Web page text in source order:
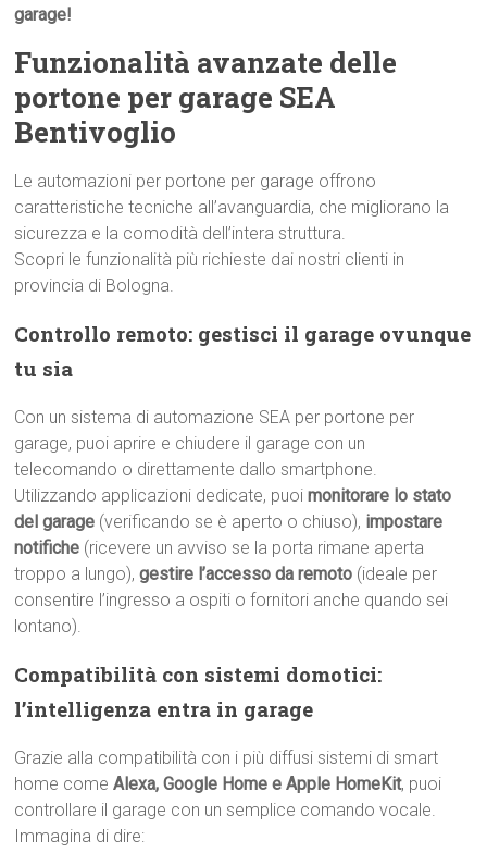
garage!
Funzionalità avanzate delle
portone per garage SEA
Bentivoglio
Le automazioni per portone per garage offrono
caratteristiche tecniche all’avanguardia, che migliorano la
sicurezza e la comodità dell’intera struttura.
Scopri le funzionalità più richieste dai nostri clienti in
provincia di Bologna.
Controllo remoto: gestisci il garage ovunque
tu sia
Con un sistema di automazione SEA per portone per
garage, puoi aprire e chiudere il garage con un
telecomando o direttamente dallo smartphone.
Utilizzando applicazioni dedicate, puoimonitorare lo stato
del garage (verificando se è aperto o chiuso), impostare
notifiche (ricevere un avviso se la porta rimane aperta
troppo a lungo),gestire l’accesso da remoto (ideale per
consentire l’ingresso a ospiti o fornitori anche quando sei
lontano).
Compatibilità con sistemi domotici:
l’intelligenza entra in garage
Grazie alla compatibilità con i più diffusi sistemi di smart
home comeAlexa, Google Home e Apple HomeKit, puoi
controllare il garage con un semplice comando vocale.
Immagina di dire: